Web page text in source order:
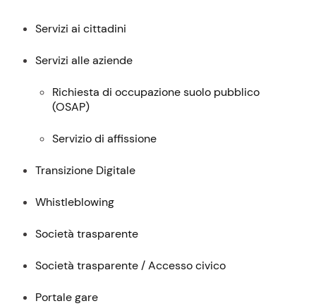
Menu:
contatti
servizi
Servizi ai cittadini
Servizi alle aziende
Richiesta di occupazione suolo pubblico
(OSAP)
Servizio di affissione
Transizione Digitale
Whistleblowing
Società trasparente
Società trasparente / Accesso civico
Portale gare